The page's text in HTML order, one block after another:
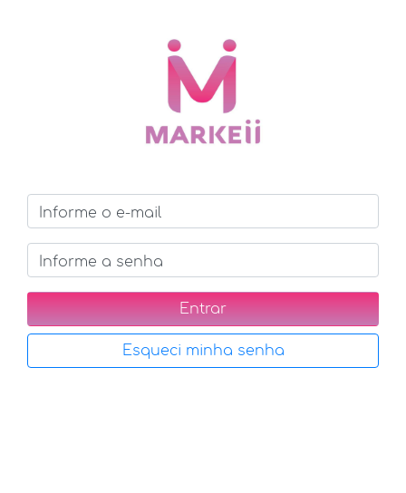
Informe o e-mail
Informe a senha
Entrar
Esqueci minha senha